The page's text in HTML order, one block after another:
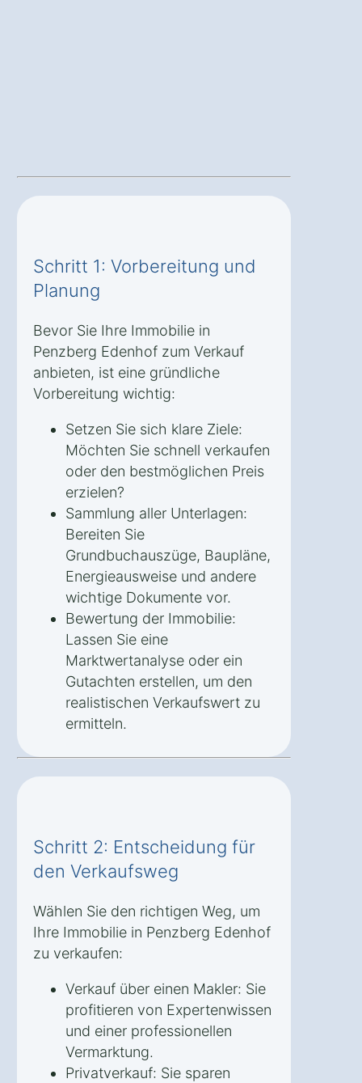
Schritt 1: Vorbereitung und
Planung
Bevor Sie Ihre Immobilie in
Penzberg Edenhof zum Verkauf
anbieten, ist eine gründliche
Vorbereitung wichtig:
Setzen Sie sich klare Ziele:
Möchten Sie schnell verkaufen
oder den bestmöglichen Preis
erzielen?
Sammlung aller Unterlagen:
Bereiten Sie
Grundbuchauszüge, Baupläne,
Energieausweise und andere
wichtige Dokumente vor.
Bewertung der Immobilie:
Lassen Sie eine
Marktwertanalyse oder ein
Gutachten erstellen, um den
realistischen Verkaufswert zu
ermitteln.
Schritt 2: Entscheidung für
den Verkaufsweg
Wählen Sie den richtigen Weg, um
Ihre Immobilie in Penzberg Edenhof
zu verkaufen:
Verkauf über einen Makler: Sie
profitieren von Expertenwissen
und einer professionellen
Vermarktung.
Privatverkauf: Sie sparen